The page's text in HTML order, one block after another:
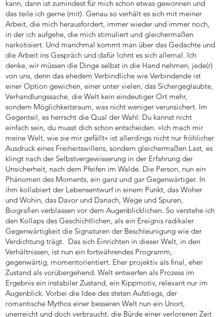
kann, dann ist zumindest für mich schon etwas gewonnen und
das teile ich gerne (mit). Genau so verhält es sich mit meiner
Arbeit, die mich herausfordert, immer wieder und immer noch,
in der ich aufgehe, die mich stimuliert und gleichermaßen
narkotisiert. Und manchmal kommt man über das Gedachte und
die Arbeit ins Gespräch und dafür lohnt es sich allemal. Ich
denke, wir müssen die Dinge selbst in die Hand nehmen, jede(r)
von uns, denn das ehedem Verbindliche wie Verbindende ist
einer Option gewichen, einer unter vielen, das Sichergeglaubte,
Verhandlungssache, die Welt kein eindeutiger Ort mehr,
sondern Möglichkeitsraum, was nicht weniger verunsichert. Im
Gegenteil, es herrscht die Qual der Wahl: Du kannst nicht
einfach sein, du musst dich schon entscheiden. »Ich mach mir
meine Welt, wie sie mir gefällt« ist allerdings nicht nur fröhlicher
Ausdruck eines Freiheitswillens, sondern gleichermaßen Last, es
klingt nach der Selbstvergewisserung in der Erfahrung der
Unsicherheit, nach dem Pfeifen im Walde. Die Person, nun ein
Phänomen des Moments, ein ganz und gar Gegenwärtiger. In
ihm kollabiert der Lebensentwurf in einem Punkt, das Woher
und Wohin, das Davor und Danach, Wege und Spuren,
Biografien verblassen vor dem Augenblicklichen. So verstehe ich
den Kollaps des Geschichtlichen, als ein Ereignis radikaler
Gegenwärtigkeit die Signaturen der Beschleunigung wie der
Verdichtung trägt. Das sich Einrichten in dieser Welt, in den
Verhältnissen, ist nun ein fortwährendes Programm,
gegenwärtig, momentorientiert. Eher projektiv als final, eher
Zustand als vorübergehend. Welt entwerfen als Prozess im
Ergebnis ein instabiler Zustand, ein Kippmotiv, relevant nur im
Augenblick. Vorbei die Idee des steten Aufstiegs, der
romantische Mythos einer besseren Welt nun ein Unort,
unerreicht und doch verbraucht, die Bürde einer verlorenen Zeit